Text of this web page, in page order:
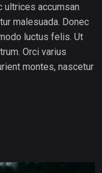
ultrices accumsan
malesuada. Donec
luctus felis. Ut
Orci varius
montes, nascetur